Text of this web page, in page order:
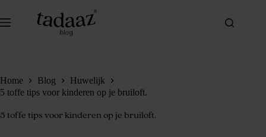
de
Home Blog
Huwelijk
5 toffe tips voor kinderen op je bruiloft.
5 toffe tips voor kinderen op je bruiloft.